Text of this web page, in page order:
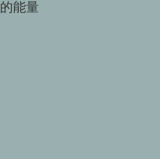
的能量